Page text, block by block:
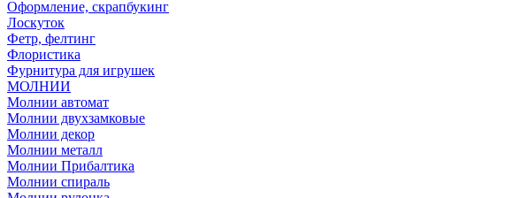
Оформление, скрапбукинг
Лоскуток
Фетр, фелтинг
Флористика
Фурнитура для игрушек
МОЛНИИ
Молнии автомат
Молнии двухзамковые
Молнии декор
Молнии металл
Молнии Прибалтика
Молнии спираль